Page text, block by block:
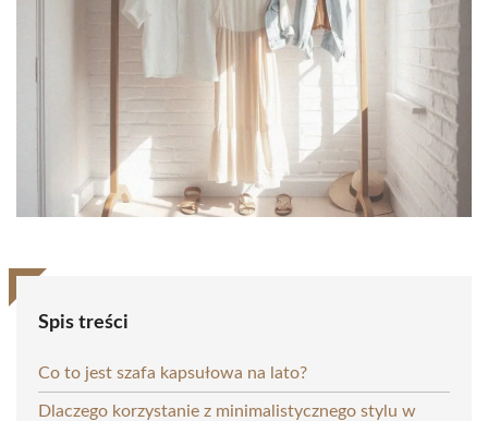
Spis treści
Co to jest szafa kapsułowa na lato?
Dlaczego korzystanie z minimalistycznego stylu w